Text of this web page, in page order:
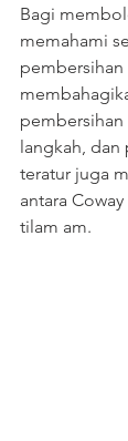
Bagi
memahami
pembersihan
langkah, dan
teratur juga
antara
tilam am.